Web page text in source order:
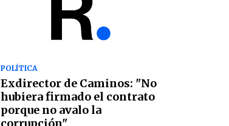
POLÍTICA
Exdirector de Caminos: "No
hubiera firmado el contrato
porque no avalo la
corrupción"